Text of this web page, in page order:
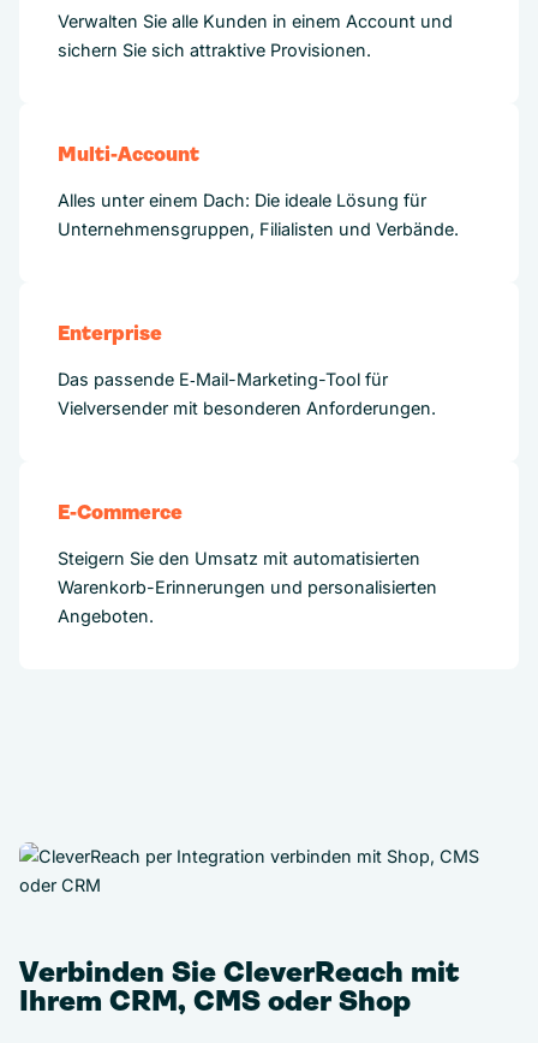
Verwalten Sie alle Kunden in einem Account und
sichern Sie sich attraktive Provisionen.
Multi-Account
Alles unter einem Dach: Die ideale Lösung für
Unternehmensgruppen, Filialisten und Verbände.
Enterprise
Das passende E‑Mail-Marketing-Tool für
Vielversender mit besonderen Anforderungen.
E-Commerce
Steigern Sie den Umsatz mit automatisierten
Warenkorb-Erinnerungen und personalisierten
Angeboten.
Verbinden Sie CleverReach mit
Ihrem CRM, CMS oder Shop